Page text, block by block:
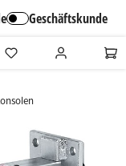
Geschäftskunde